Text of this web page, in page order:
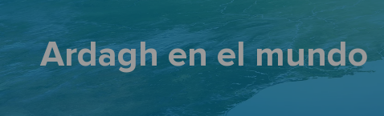
Ardagh en el mundo